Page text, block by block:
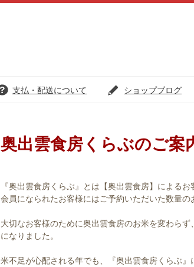
支払・配送について ショップブログ
奥出雲食房くらぶのご案
『奥出雲食房くらぶ』とは【奥出雲食房】によるお
会員になられたお客様にはご予約いただいた数量の
大切なお客様のために奥出雲食房のお米を変わら
になりました。
米不足が心配される年でも、『奥出雲食房くらぶ